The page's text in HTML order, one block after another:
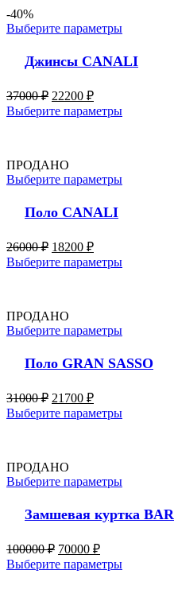
-40%
Выберите параметры
Джинсы CANALI
37000₽ 22200 ₽
Выберите параметры
ПРОДАНО
Выберите параметры
Поло CANALI
26000₽ 18200 ₽
Выберите параметры
ПРОДАНО
Выберите параметры
Поло GRAN SASSO
31000₽ 21700 ₽
Выберите параметры
ПРОДАНО
Выберите параметры
Замшевая куртка
100000₽ 70000 ₽
Выберите параметры